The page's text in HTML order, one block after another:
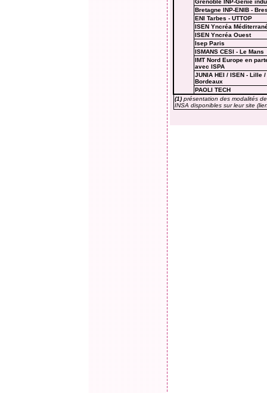
Grenoble INP-Génie
Bretagne INP-ENIB -
ENI Tarbes - UTTOP
ISEN Yncréa
ISEN Yncréa Ouest
Isep Paris
ISMANS CESI - Le Mans
IMT Nord Europe en
avec ISPA
JUNIA HEI / ISEN - Lille /
Bordeaux
PAOLI TECH
(1) présentation des modalités
INSA disponibles sur leur site